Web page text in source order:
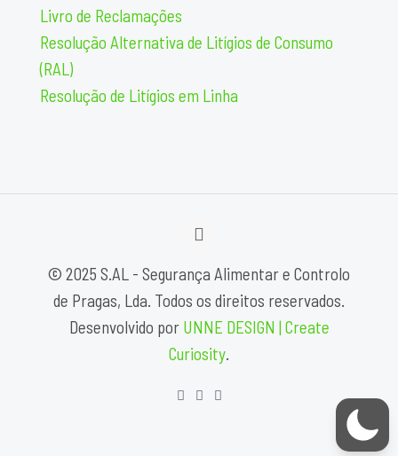
Livro de Reclamações
Resolução Alternativa de Litígios de Consumo
(RAL)
Resolução de Litígios em Linha
© 2025 S.AL - Segurança Alimentar e Controlo
de Pragas, Lda. Todos os direitos reservados.
Desenvolvido por UNNE DESIGN | Create
Curiosity.